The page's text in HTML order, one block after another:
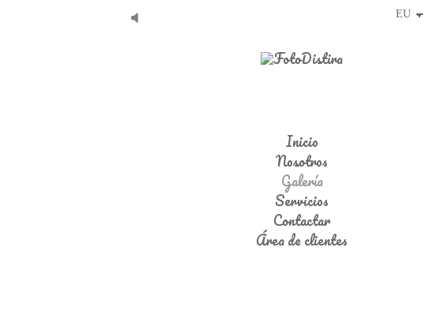
Inicio
Nosotros
Galería
Servicios
Contactar
Área de clientes